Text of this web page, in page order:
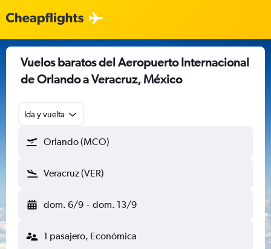
Vuelos baratos del Aeropuerto Internacional
de Orlando a Veracruz, México
Ida y vuelta
Orlando (MCO)
Veracruz (VER)
dom. 6/9 - dom. 13/9
1 pasajero, Económica